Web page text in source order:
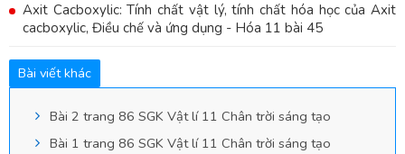
Axit Cacboxylic: Tính chất vật lý, tính chất hóa học của Axit
cacboxylic, Điều chế và ứng dụng - Hóa 11 bài 45
Bài viết khác
Bài 2 trang 86 SGK Vật lí 11 Chân trời sáng tạo
Bài 1 trang 86 SGK Vật lí 11 Chân trời sáng tạo